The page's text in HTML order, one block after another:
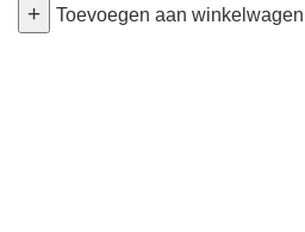
Des
+ Toevoegen aan winkelwagen